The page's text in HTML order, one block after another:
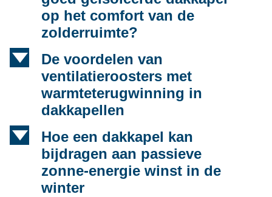
op het comfort van de
zolderruimte?
d
De voordelen van
ventilatieroosters met
warmteterugwinning in
dakkapellen
d
Hoe een dakkapel kan
bijdragen aan passieve
zonne-energie winst in de
winter